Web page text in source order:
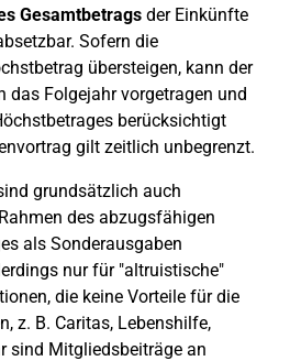
Gesamtbetrags der Einkünfte
Sofern die
übersteigen, kann der
das Folgejahr vorgetragen und
berücksichtigt
gilt zeitlich unbegrenzt.
grundsätzlich auch
des abzugsfähigen
als Sonderausgaben
nur für "altruistische"
die keine Vorteile für die
z. B. Caritas, Lebenshilfe,
sind Mitgliedsbeiträge an